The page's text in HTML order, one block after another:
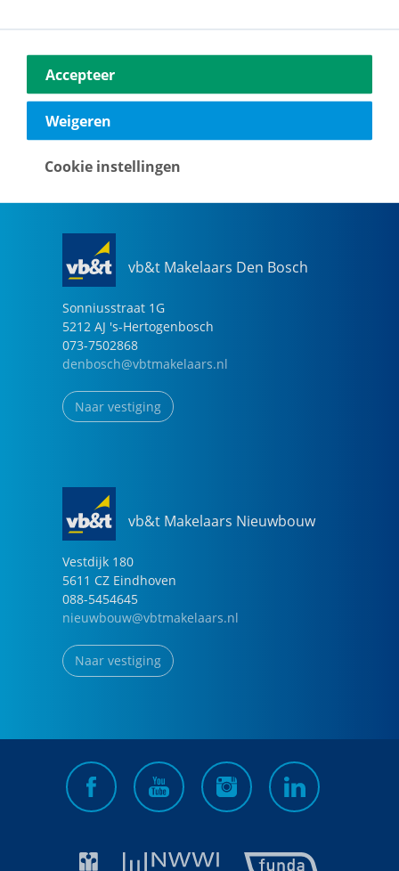
Vestdijk 180
5611 CZ Eindhoven
040-2696949
vb&t Makelaars Den Bosch
Sonniusstraat 1G
5212 AJ 's-Hertogenbosch
073-7502868
denbosch@vbtmakelaars.nl
Naar vestiging
vb&t Makelaars Nieuwbouw
Vestdijk 180
5611 CZ Eindhoven
088-5454645
nieuwbouw@vbtmakelaars.nl
Naar vestiging
Accepteer
Weigeren
Cookie instellingen